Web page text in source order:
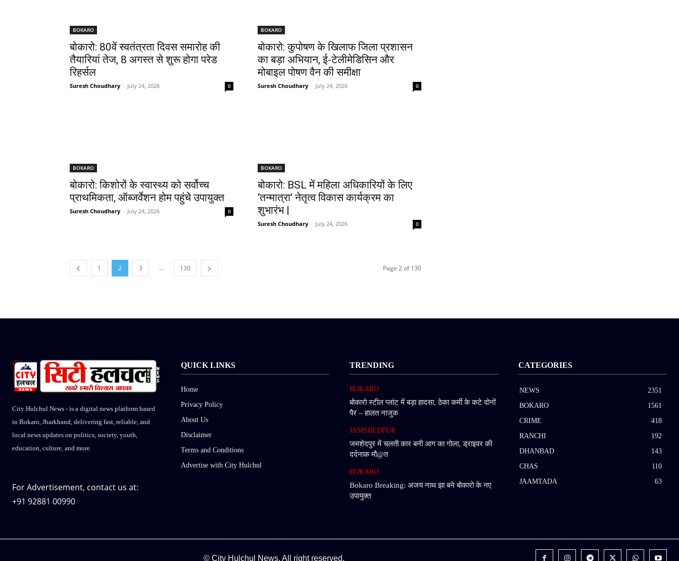
BOKARO
बोकारो: 80वें स्वतंत्रता दिवस समारोह की
तैयारियां तेज, 8 अगस्त से शुरू होगा परेड
रिहर्सल
Suresh Choudhary - July 24, 2026 0
BOKARO
बोकारो: कुपोषण के खिलाफ जिला प्रशासन
का बड़ा अभियान, ई-टेलीमेडिसिन और
मोबाइल पोषण वैन की समीक्षा
Suresh Choudhary - July 24, 2026 0
BOKARO
बोकारो: किशोरों के स्वास्थ्य को सर्वोच्च
प्राथमिकता, ऑब्जर्वेशन होम पहुंचे उपायुक्त
Suresh Choudhary - July 24, 2026 0
BOKARO
बोकारो: BSL में महिला अधिकारियों के लिए
‘तन्मात्रा’ नेतृत्व विकास कार्यक्रम का
शुभारंभ |
Suresh Choudhary - July 24, 2026 0
1 2 3 ... 130 Page 2 of 130
City Hulchul News - is a digital news platform based
in Bokaro, Jharkhand, delivering fast, reliable, and
local news updates on politics, society, youth,
education, culture, and more.
For Advertisement, contact us at:
+91 92881 00990
QUICK LINKS
Home
Privacy Policy
About Us
Disclaimer
Terms and Conditions
Advertise with City Hulchul
TRENDING
BOKARO
बोकारो स्टील प्लांट में बड़ा हादसा, ठेका कर्मी के कटे दोनों
पैर – हालत नाजुक
JAMSHEDPUR
जमशेदपुर में चलती कार बनी आग का गोला, ड्राइवर की
दर्दनाक मौ@त
BOKARO
Bokaro Breaking: अजय नाथ झा बने बोकारो के नए
उपायुक्त
CATEGORIES
NEWS
2351
BOKARO
1561
CRIME
418
RANCHI
192
DHANBAD
143
CHAS
110
JAAMTADA
63
© City Hulchul News. All right reserved.